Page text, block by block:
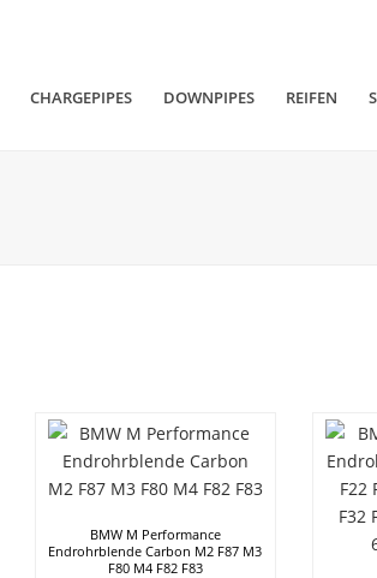
CHARGEPIPES DOWNPIPES REIFEN
BMW M Performance
Endrohrblende Carbon M2 F87 M3
F80 M4 F82 F83